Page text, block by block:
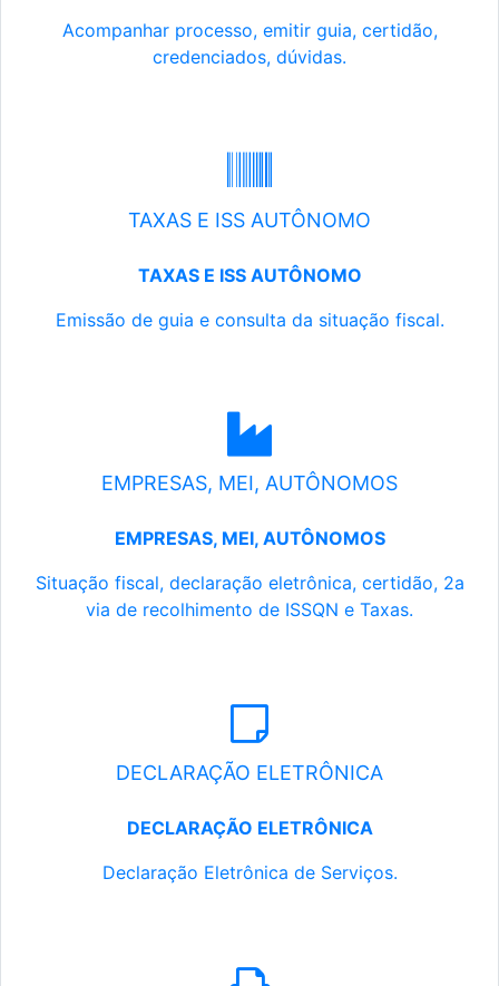
Acompanhar processo, emitir guia, certidão,
credenciados, dúvidas.
TAXAS E ISS AUTÔNOMO
TAXAS E ISS AUTÔNOMO
Emissão de guia e consulta da situação fiscal.
EMPRESAS, MEI, AUTÔNOMOS
EMPRESAS, MEI, AUTÔNOMOS
Situação fiscal, declaração eletrônica, certidão, 2a
via de recolhimento de ISSQN e Taxas.
DECLARAÇÃO ELETRÔNICA
DECLARAÇÃO ELETRÔNICA
Declaração Eletrônica de Serviços.